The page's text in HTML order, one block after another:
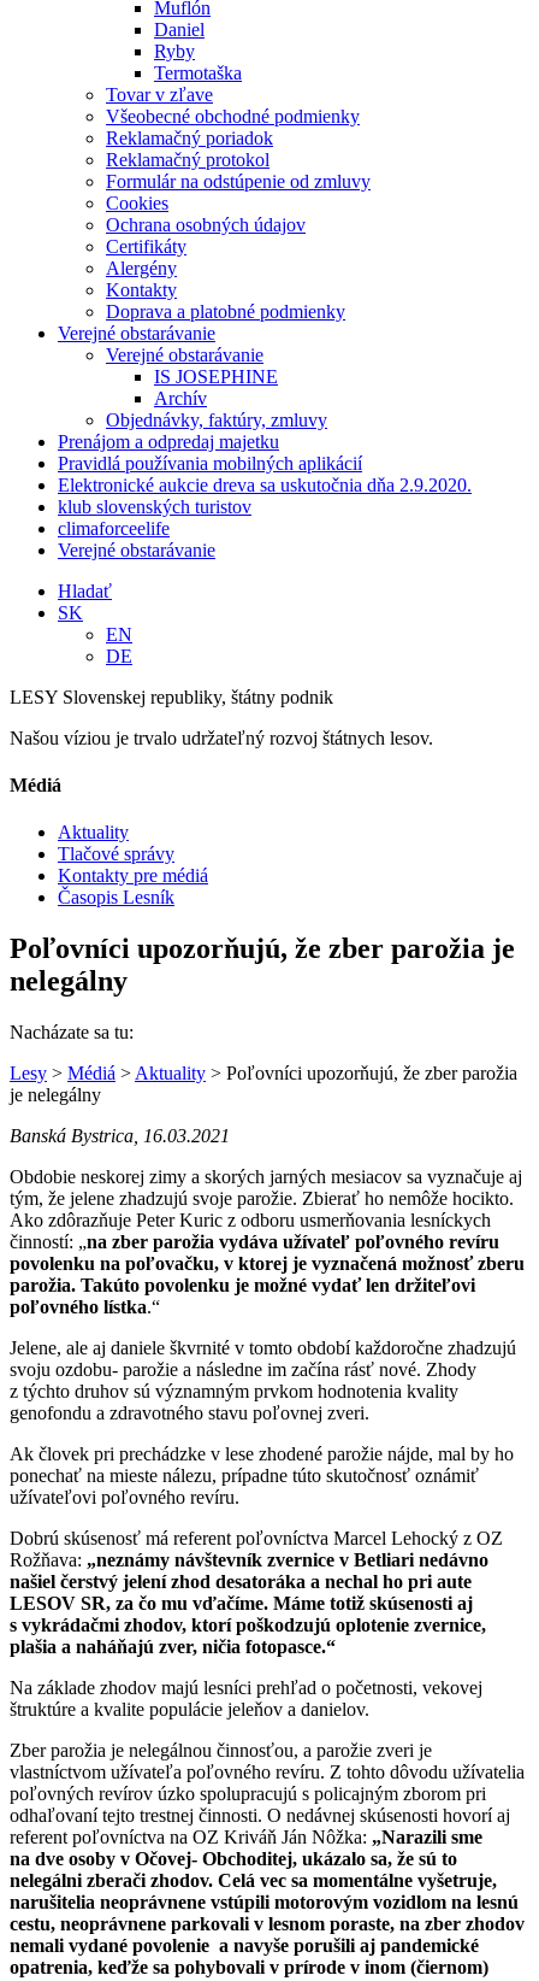
Muflón
Daniel
Ryby
Termotaška
Tovar v zľave
Všeobecné obchodné podmienky
Reklamačný poriadok
Reklamačný protokol
Formulár na odstúpenie od zmluvy
Cookies
Ochrana osobných údajov
Certifikáty
Alergény
Kontakty
Doprava a platobné podmienky
Verejné obstarávanie
Verejné obstarávanie
IS JOSEPHINE
Archív
Objednávky, faktúry, zmluvy
Prenájom a odpredaj majetku
Pravidlá používania mobilných aplikácií
Elektronické aukcie dreva sa uskutočnia dňa 2.9.2020.
klub slovenských turistov
climaforceelife
Verejné obstarávanie
Hladať
SK
EN
DE
LESY Slovenskej republiky, štátny podnik
Našou víziou je trvalo udržateľný rozvoj štátnych lesov.
Médiá
Aktuality
Tlačové správy
Kontakty pre médiá
Časopis Lesník
Poľovníci upozorňujú, že zber parožia je
nelegálny
Nacházate sa tu:
Lesy > Médiá > Aktuality > Poľovníci upozorňujú, že zber parožia
je nelegálny
Banská Bystrica, 16.03.2021
Obdobie neskorej zimy a skorých jarných mesiacov sa vyznačuje aj
tým, že jelene zhadzujú svoje parožie. Zbierať ho nemôže hocikto.
Ako zdôrazňuje Peter Kuric z odboru usmerňovania lesníckych
činností: „na zber parožia vydáva užívateľ poľovného revíru
povolenku na poľovačku, v ktorej je vyznačená možnosť zberu
parožia. Takúto povolenku je možné vydať len držiteľovi
poľovného lístka.“
Jelene, ale aj daniele škvrnité v tomto období každoročne zhadzujú
svoju ozdobu- parožie a následne im začína rásť nové. Zhody
z týchto druhov sú významným prvkom hodnotenia kvality
genofondu a zdravotného stavu poľovnej zveri.
Ak človek pri prechádzke v lese zhodené parožie nájde, mal by ho
ponechať na mieste nálezu, prípadne túto skutočnosť oznámiť
užívateľovi poľovného revíru.
Dobrú skúsenosť má referent poľovníctva Marcel Lehocký z OZ
Rožňava: „neznámy návštevník zvernice v Betliari nedávno
našiel čerstvý jelení zhod desatoráka a nechal ho pri aute
LESOV SR, za čo mu vďačíme. Máme totiž skúsenosti aj
s vykrádačmi zhodov, ktorí poškodzujú oplotenie zvernice,
plašia a naháňajú zver, ničia fotopasce.“
Na základe zhodov majú lesníci prehľad o početnosti, vekovej
štruktúre a kvalite populácie jeleňov a danielov.
Zber parožia je nelegálnou činnosťou, a parožie zveri je
vlastníctvom užívateľa poľovného revíru. Z tohto dôvodu užívatelia
poľovných revírov úzko spolupracujú s policajným zborom pri
odhaľovaní tejto trestnej činnosti. O nedávnej skúsenosti hovorí aj
referent poľovníctva na OZ Kriváň Ján Nôžka: „Narazili sme
na dve osoby v Očovej- Obchoditej, ukázalo sa, že sú to
nelegálni zberači zhodov. Celá vec sa momentálne vyšetruje,
narušitelia neoprávnene vstúpili motorovým vozidlom na lesnú
cestu, neoprávnene parkovali v lesnom poraste, na zber zhodov
nemali vydané povolenie a navyše porušili aj pandemické
opatrenia, keďže sa pohybovali v prírode v inom (čiernom)